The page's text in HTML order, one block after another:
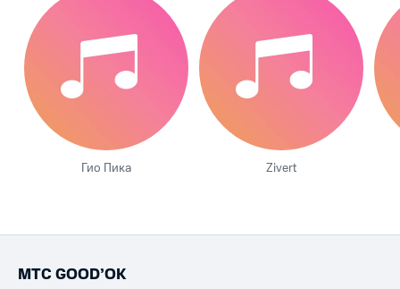
Гио Пика Zivert
МТС GOOD’OK